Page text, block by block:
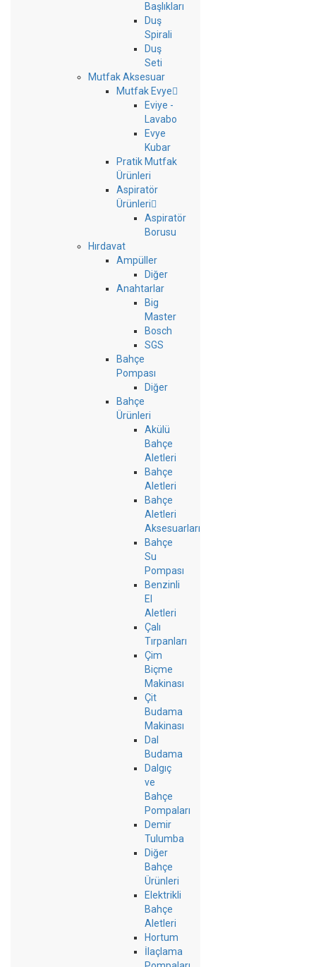
Başlıkları
Duş
Spirali
Duş
Seti
Mutfak Aksesuar
Mutfak Evye
Eviye -
Lavabo
Evye
Kubar
Pratik Mutfak
Ürünleri
Aspiratör
Ürünleri
Aspiratör
Borusu
Hırdavat
Ampüller
Diğer
Anahtarlar
Big
Master
Bosch
SGS
Bahçe
Pompası
Diğer
Bahçe
Ürünleri
Akülü
Bahçe
Aletleri
Bahçe
Aletleri
Bahçe
Aletleri
Aksesuarları
Bahçe
Su
Pompası
Benzinli
El
Aletleri
Çalı
Tırpanları
Çim
Biçme
Makinası
Çit
Budama
Makinası
Dal
Budama
Dalgıç
ve
Bahçe
Pompaları
Demir
Tulumba
Diğer
Bahçe
Ürünleri
Elektrikli
Bahçe
Aletleri
Hortum
İlaçlama